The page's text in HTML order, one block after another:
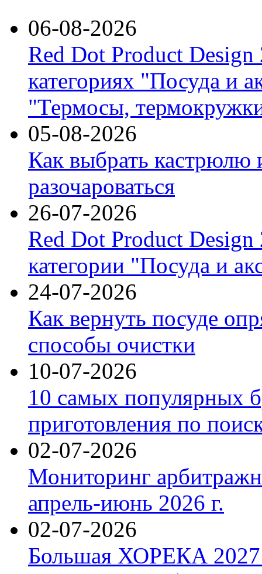
06-08-2026
Red Dot Product Design
категориях "Посуда и
"Термосы,
05-08-2026
Как выбрать кастрюлю
разочароваться
26-07-2026
Red Dot Product Design
категории "Посуда и
24-07-2026
Как вернуть посуде
способы очистки
10-07-2026
10 самых популярных
приготовления по
02-07-2026
Мониторинг
апрель-июнь 2026 г.
02-07-2026
Большая ХОРЕКА 2027: